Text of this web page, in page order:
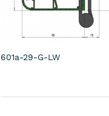
601a-29-G-LW